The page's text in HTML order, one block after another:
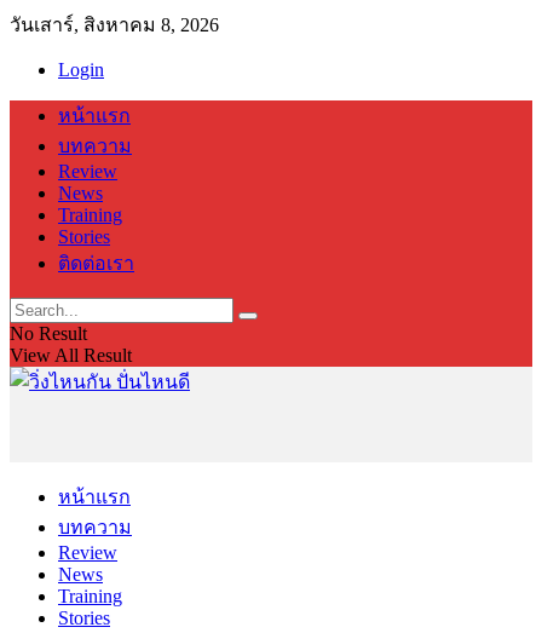
วันเสาร์, สิงหาคม 8, 2026
Login
หน้าแรก
บทความ
Review
News
Training
Stories
ติดต่อเรา
No Result
View All Result
หน้าแรก
บทความ
Review
News
Training
Stories